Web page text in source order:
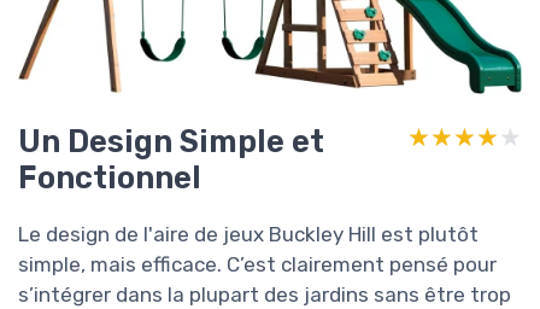
Un Design Simple et
Fonctionnel
★★★★★
★★★★★
Le design de l'aire de jeux Buckley Hill est plutôt
simple, mais efficace. C’est clairement pensé pour
s’intégrer dans la plupart des jardins sans être trop